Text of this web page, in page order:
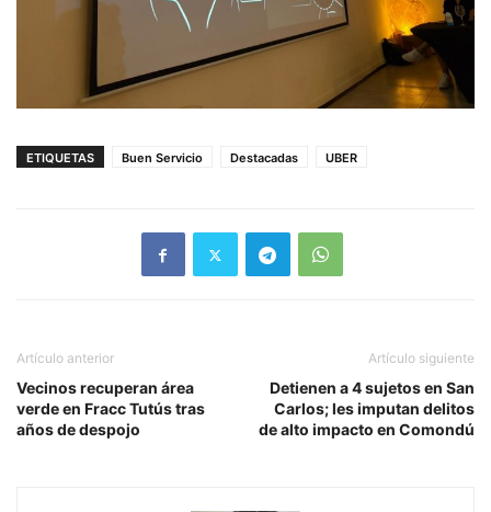
ETIQUETAS Buen Servicio Destacadas UBER
Artículo anterior
Vecinos recuperan área
verde en Fracc Tutús tras
años de despojo
Artículo siguiente
Detienen a 4 sujetos en San
Carlos; les imputan delitos
de alto impacto en Comondú